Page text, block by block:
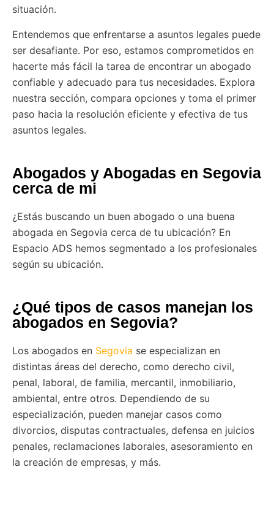
situación.
Entendemos que enfrentarse a asuntos legales puede
ser desafiante. Por eso, estamos comprometidos en
hacerte más fácil la tarea de encontrar un abogado
confiable y adecuado para tus necesidades. Explora
nuestra sección, compara opciones y toma el primer
paso hacia la resolución eficiente y efectiva de tus
asuntos legales.
Abogados y Abogadas en Segovia
cerca de mi
¿Estás buscando un buen abogado o una buena
abogada en Segovia cerca de tu ubicación? En
Espacio ADS hemos segmentado a los profesionales
según su ubicación.
¿Qué tipos de casos manejan los
abogados en Segovia?
Los abogados en Segovia se especializan en
distintas áreas del derecho, como derecho civil,
penal, laboral, de familia, mercantil, inmobiliario,
ambiental, entre otros. Dependiendo de su
especialización, pueden manejar casos como
divorcios, disputas contractuales, defensa en juicios
penales, reclamaciones laborales, asesoramiento en
la creación de empresas, y más.